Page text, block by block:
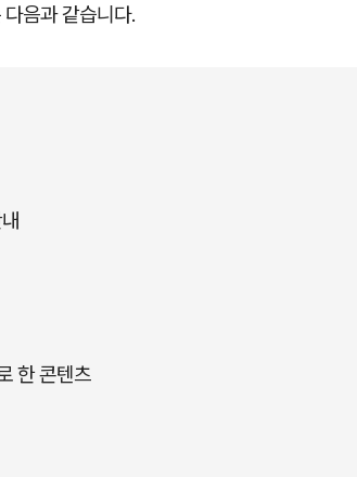
음과 같습니다.
한 콘텐츠